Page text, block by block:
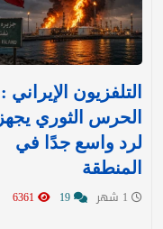
التلفزيون الإيراني :
الحرس الثوري يجهز
لرد واسع جدًا في
المنطقة